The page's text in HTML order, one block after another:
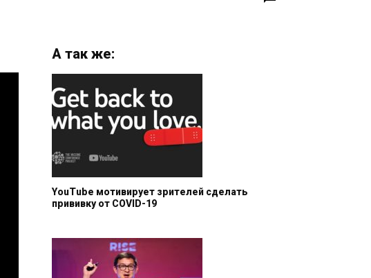
А так же:
YouTube мотивирует зрителей сделать
прививку от COVID-19